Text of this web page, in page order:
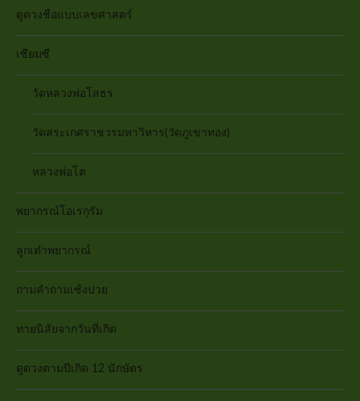
ดูดวงชื่อแบบเลขศาสตร์
เซียมซี
วัดหลวงพ่อโสธร
วัดสระเกศราชวรมหาวิหาร(วัดภูเขาทอง)
หลวงพ่อโต
พยากรณ์โอเรกุรัม
ลูกเต๋าพยากรณ์
ถามคำถามเซ้งปวย
ทายนิสัยจากวันที่เกิด
ดูดวงตามปีเกิด 12 นักษัตร